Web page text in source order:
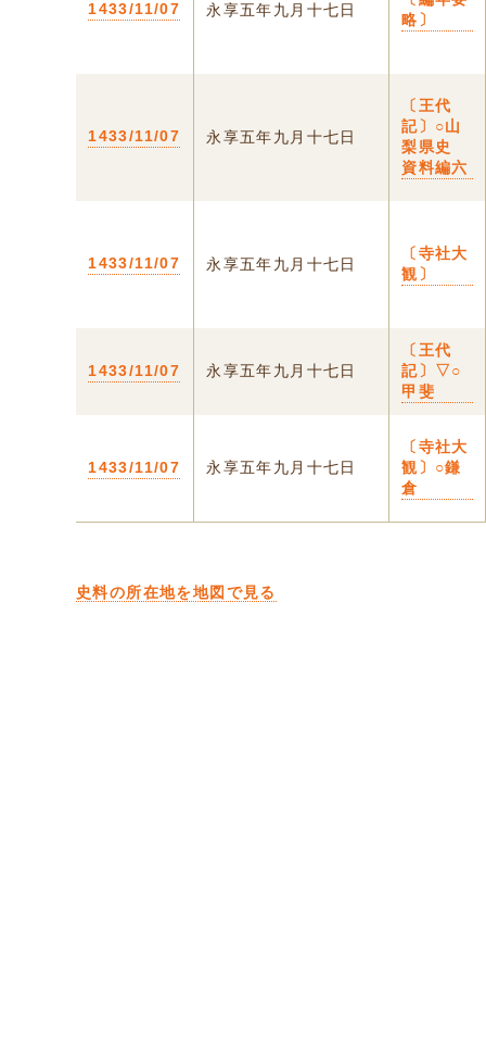
1433/11/07 永享五年九月十七日
略〕
1433/11/07 永享五年九月十七日
〔王代
記〕○山
梨県史
資料編六
1433/11/07 永享五年九月十七日
〔寺社大
観〕
1433/11/07 永享五年九月十七日
〔王代
記〕▽○
甲斐
1433/11/07 永享五年九月十七日
〔寺社大
観〕○鎌
倉
史料の所在地を地図で見る